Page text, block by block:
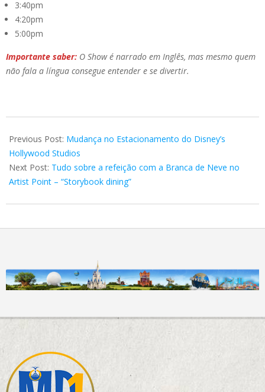
3:40pm
4:20pm
5:00pm
Importante saber: O Show é narrado em Inglês, mas mesmo quem
não fala a língua consegue entender e se divertir.
04-
02
Previous Post: Mudança no Estacionamento do Disney’s
Hollywood Studios
Next Post: Tudo sobre a refeição com a Branca de Neve no
Artist Point – “Storybook dining”